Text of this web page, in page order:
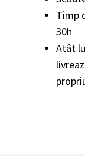
Timp
30h
Atât